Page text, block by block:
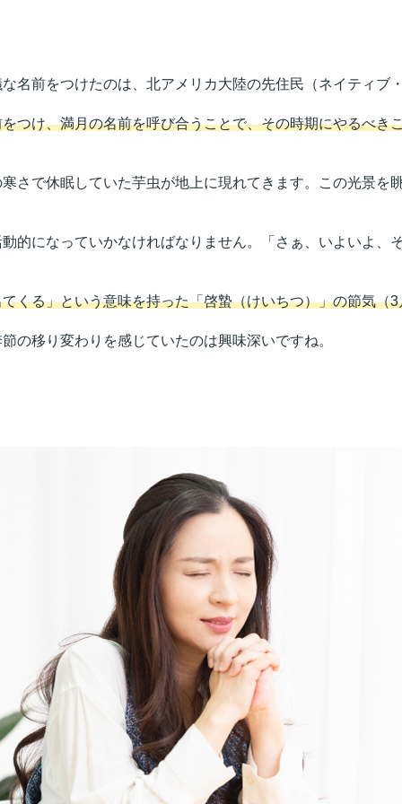
前をつけたのは、北アメリカ大陸の先住民（ネイティブ
つけ、満月の名前を呼び合うことで、その時期にやるべき
で休眠していた芋虫が地上に現れてきます。この光景を
になっていかなければなりません。「さぁ、いよいよ、
くる」という意味を持った「啓蟄（けいちつ）」の節気（
移り変わりを感じていたのは興味深いですね。